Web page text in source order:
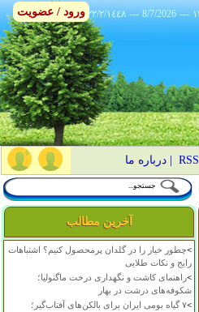
٢٢/٢/١٤٤٨ --- 8/7/2026 ---
RSS
|درباره ما
آخرین مطالب
>چطور خیار را در گلدان پرمحصول کنیم؟ اشتباهات
رایج و نکات طلایی
>راهنمای کاشت و نگهداری درخت ماگنولیا؛
شکوفه‌های درشت در بهار
>
۷ گیاه بومی ایران برای بالکن‌های آفتاب‌گیر؛
ورود / عضویت